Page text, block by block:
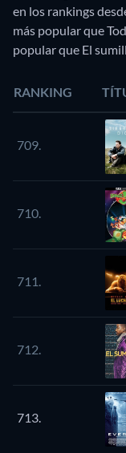
en los rankings
más popular que
popular que El
RANKING
709.
710.
711.
712.
713.